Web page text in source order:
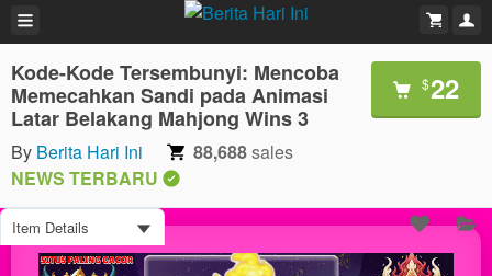
Kode-Kode Tersembunyi: Mencoba
Memecahkan Sandi pada Animasi
Latar Belakang Mahjong Wins 3
$22
By Berita Hari Ini 88,688sales
NEWS TERBARU
Item Details